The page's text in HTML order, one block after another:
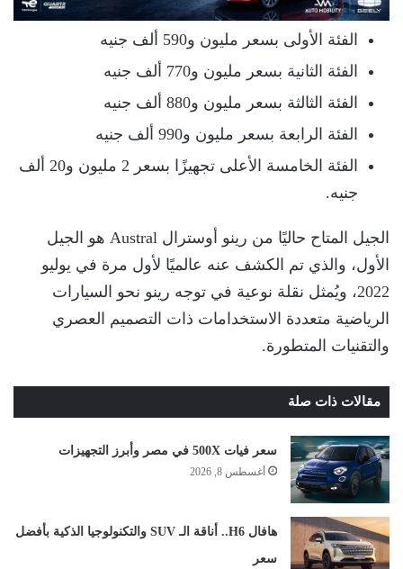
الفئة الأولى بسعر مليون و590 ألف جنيه
الفئة الثانية بسعر مليون و770 ألف جنيه
الفئة الثالثة بسعر مليون و880 ألف جنيه
الفئة الرابعة بسعر مليون و990 ألف جنيه
الفئة الخامسة الأعلى تجهيزًا بسعر 2 مليون و20 ألف
جنيه.
الجيل المتاح حاليًا من رينو أوسترال Austral هو الجيل
الأول، والذي تم الكشف عنه عالميًا لأول مرة في يوليو
2022، ويُمثل نقلة نوعية في توجه رينو نحو السيارات
الرياضية متعددة الاستخدامات ذات التصميم العصري
والتقنيات المتطورة.
مقالات ذات صلة
سعر فيات 500X في مصر وأبرز التجهيزات
أغسطس 8, 2026
هافال H6.. أناقة الـ SUV والتكنولوجيا الذكية بأفضل
سعر